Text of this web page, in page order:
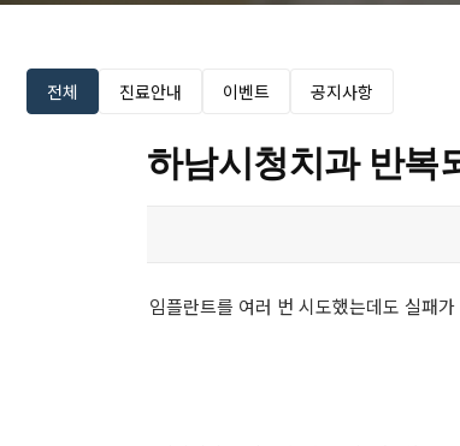
전체 진료안내 이벤트 공지사항
하남시청치과 반복
임플란트를 여러 번 시도했는데도 실패